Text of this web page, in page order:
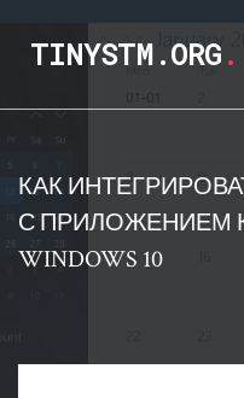
TINYSTM.ORG.
КАК
С ПРИЛОЖЕНИЕМ
WINDOWS 10